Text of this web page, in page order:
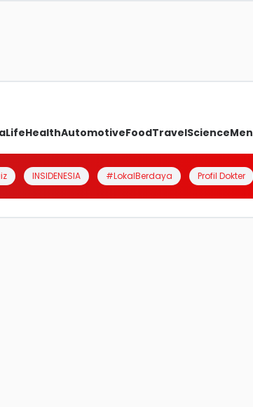
LifeHealthAutomotiveFoodTravelScienceMen
INSIDENESIA #LokalBerdaya Profil Dokter